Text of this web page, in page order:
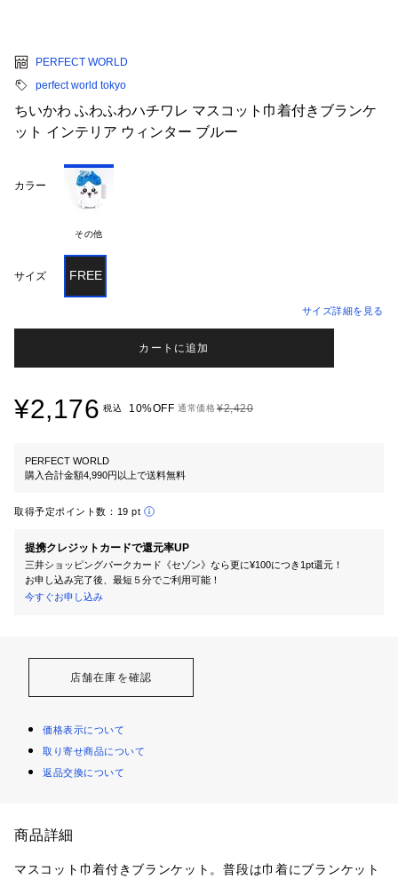
PERFECT WORLD
perfect world tokyo
ちいかわ ふわふわハチワレ マスコット巾着付きブランケ
ット インテリア ウィンター ブルー
カラー
その他
サイズ FREE
サイズ詳細を見る
カートに追加
¥2,176 税込 10%OFF 通常価格¥2,420
PERFECT WORLD
購入合計金額4,990円以上で送料無料
取得予定ポイント数： 19 pt
提携クレジットカードで還元率UP
三井ショッピングパークカード《セゾン》なら更に¥100につき1pt還元！
お申し込み完了後、最短５分でご利用可能！
今すぐお申し込み
店舗在庫を確認
価格表示について
取り寄せ商品について
返品交換について
商品詳細
マスコット巾着付きブランケット。普段は巾着にブランケット